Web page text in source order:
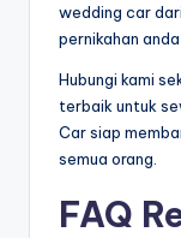
wedding car
pernikahan
Hubungi kami
terbaik untuk
Car siap
semua orang.
FAQ